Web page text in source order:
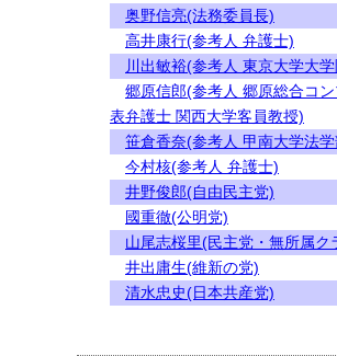
奥野信亮(法務委員長)
高井康行(参考人 弁護士)
川出敏裕(参考人 東京大学大
郷原信郎(参考人 郷原総合コ
表弁護士 関西大学客員教授)
笹倉香奈(参考人 甲南大学法
今村核(参考人 弁護士)
井野俊郎(自由民主党)
國重徹(公明党)
山尾志桜里(民主党・無所属ク
井出庸生(維新の党)
清水忠史(日本共産党)